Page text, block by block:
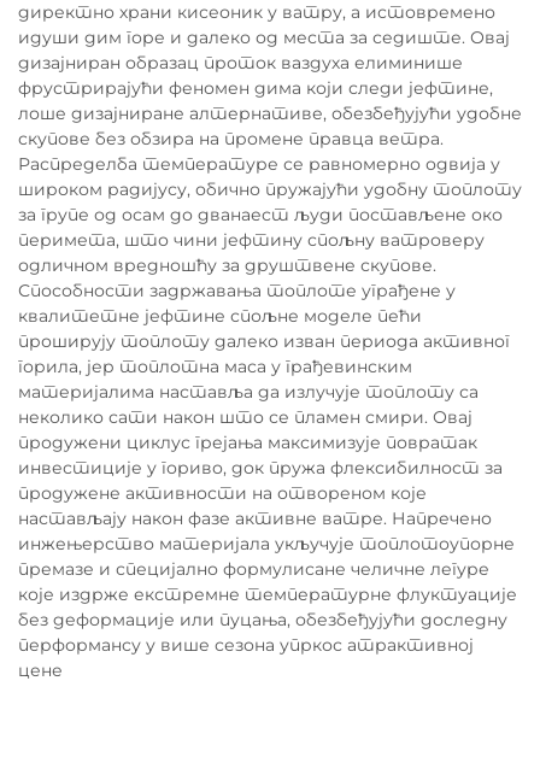
директно храни кисеоник у ватру, а истовремено
идуши дим горе и далеко од места за седиште. Овај
дизајниран образац проток ваздуха елиминише
фрустрирајући феномен дима који следи јефтине,
лоше дизајниране алтернативе, обезбеђујући удобне
скупове без обзира на промене правца ветра.
Распределба температуре се равномерно одвија у
широком радијусу, обично пружајући удобну топлоту
за групе од осам до дванаест људи постављене око
перимета, што чини јефтину спољну ватроверу
одличном вредношћу за друштвене скупове.
Способности задржавања топлоте уграђене у
квалитетне јефтине спољне моделе пећи
проширују топлоту далеко изван периода активног
горила, јер топлотна маса у грађевинским
материјалима наставља да излучује топлоту са
неколико сати након што се пламен смири. Овај
продужени циклус грејања максимизује повратак
инвестиције у гориво, док пружа флексибилност за
продужене активности на отвореном које
настављају након фазе активне ватре. Напречено
инжењерство материјала укључује топлотоупорне
премазе и специјално формулисане челичне легуре
које издрже екстремне температурне флуктуације
без деформације или пуцања, обезбеђујући доследну
перформансу у више сезона упркос атрактивној
цене